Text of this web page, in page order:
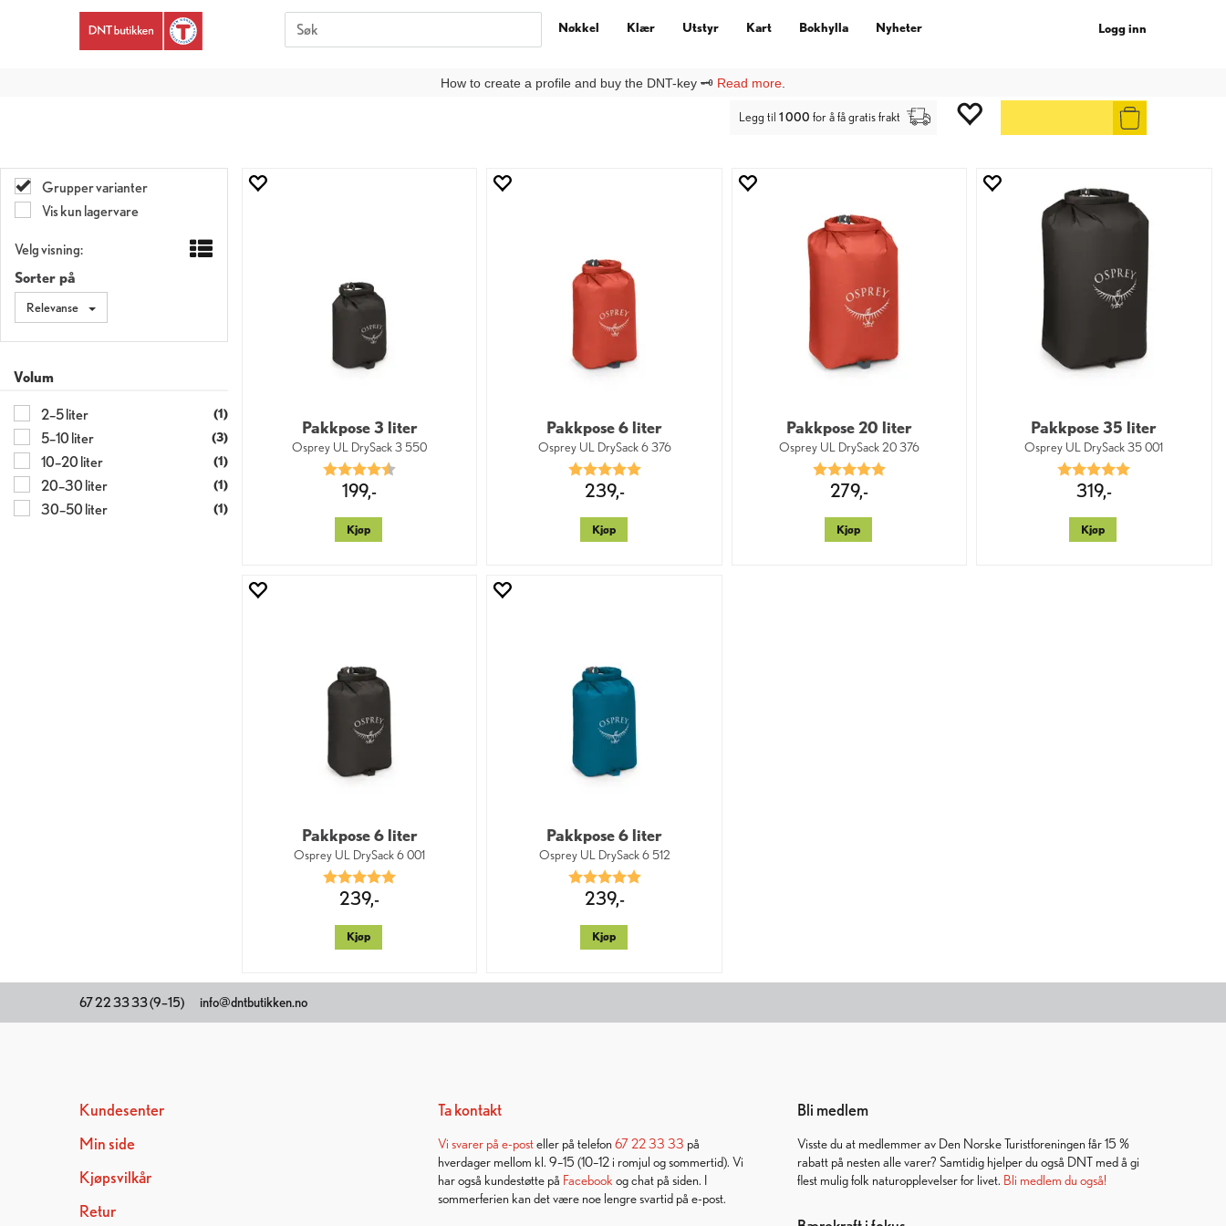
Logg inn
Er du ny kunde på DNTbutikken, må du lage deg enNy kunde-profil under
How to create a profile and buy the DNT-key 🗝️ Read more
Nøkkel Klær Utstyr Kart Bokhylla Nyheter
Legg til 1 000 for å få gratis frakt
Grupper varianter
Vis kun lagervare
Velg visning:
Sorter på
Relevanse
Volum
2–5 liter (1)
5–10 liter (3)
10–20 liter (1)
20–30 liter (1)
30–50 liter (1)
Pakkpose 3 liter
Osprey UL DrySack 3 550
Karakter:
199,-
Kjøp
Pakkpose 6 liter
Osprey UL DrySack 6 376
Karakter: 5.0 av 5 mulige
239,-
Kjøp
Pakkpose 20 liter
Osprey UL DrySack 20 376
Karakter: 5.0 av 5 mulige
279,-
Kjøp
Pakkpose 35 liter
Osprey UL DrySack 35 001
Karakter:
319,-
Kjøp
Pakkpose 6 liter
Osprey UL DrySack 6 001
Karakter:
239,-
Kjøp
Pakkpose 6 liter
Osprey UL DrySack 6 512
Karakter: 5.0 av 5 mulige
239,-
Kjøp
67 22 33 33 (9–15) info@dntbutikken.no
Kundesenter
Min side
Kjøpsvilkår
Retur
Ta kontakt
Vi svarer påe-posteller på telefon67 22 33 33 på
hverdager mellom kl. 9–15 (10–12 i romjul og sommertid). Vi
har også kundestøtte på Facebook og chat på siden. I
sommerferien kan det være noe lengre svartid på e-post.
Bli medlem
Visste du at medlemmer av Den Norske Turistforeningen får 15 %
rabatt på nesten alle varer? Samtidig hjelper du også DNT med å gi
flest mulig folk naturopplevelser for livet. Bli medlem du også!